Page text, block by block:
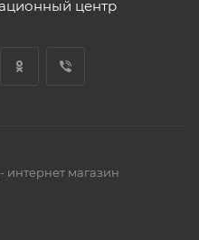
центр
интернет магазин